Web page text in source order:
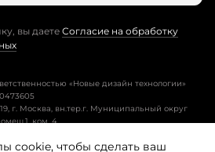
вы даете Согласие на обработку
«Новые дизайн технологии»
г. Москва, вн.тер.г. Муниципальный округ
ком. 4.
cookie, чтобы сделать ваш